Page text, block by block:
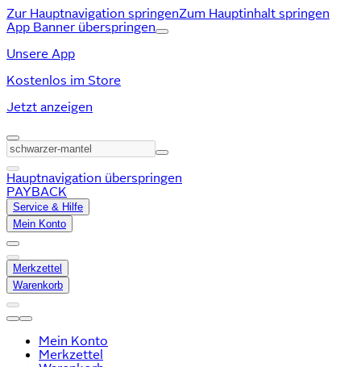
Zur Hauptnavigation springenZum Hauptinhalt springen
App Banner überspringen
Unsere App
Kostenlos im Store
Jetzt anzeigen
Hauptnavigation überspringen
PAYBACK
Service & Hilfe
Mein Konto
Merkzettel
Warenkorb
Mein Konto
Merkzettel